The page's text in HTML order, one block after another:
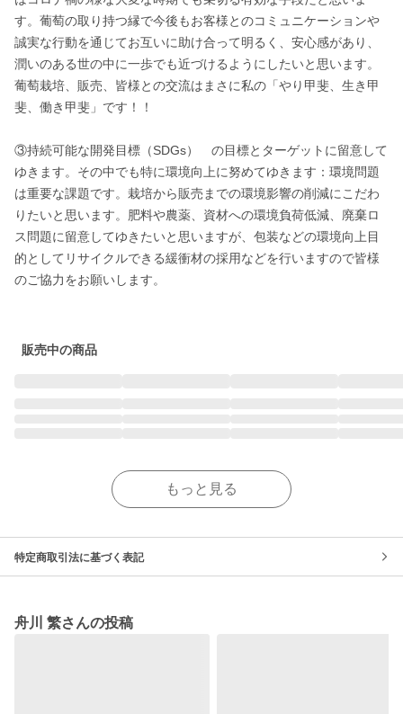
す。葡萄の取り持つ縁で今後もお客様とのコミュニケーションや
誠実な行動を通じてお互いに助け合って明るく、安心感があり、
潤いのある世の中に一歩でも近づけるようにしたいと思います。
葡萄栽培、販売、皆様との交流はまさに私の「やり甲斐、生き甲
斐、働き甲斐」です！！
③持続可能な開発目標（SDGs）　の目標とターゲットに留意して
ゆきます。その中でも特に環境向上に努めてゆきます：環境問題
は重要な課題です。栽培から販売までの環境影響の削減にこだわ
りたいと思います。肥料や農薬、資材への環境負荷低減、廃棄ロ
ス問題に留意してゆきたいと思いますが、包装などの環境向上目
的としてリサイクルできる緩衝材の採用などを行いますので皆様
のご協力をお願いします。
販売中の商品
もっと見る
特定商取引法に基づく表記
舟川 繁さんの投稿